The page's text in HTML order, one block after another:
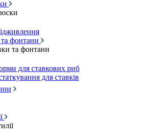
фонтани
та фонтани
для ставкових риб
для ставків